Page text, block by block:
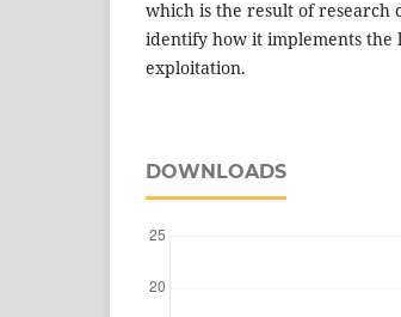
which is the result of research
identify how it implements the
exploitation.
DOWNLOADS